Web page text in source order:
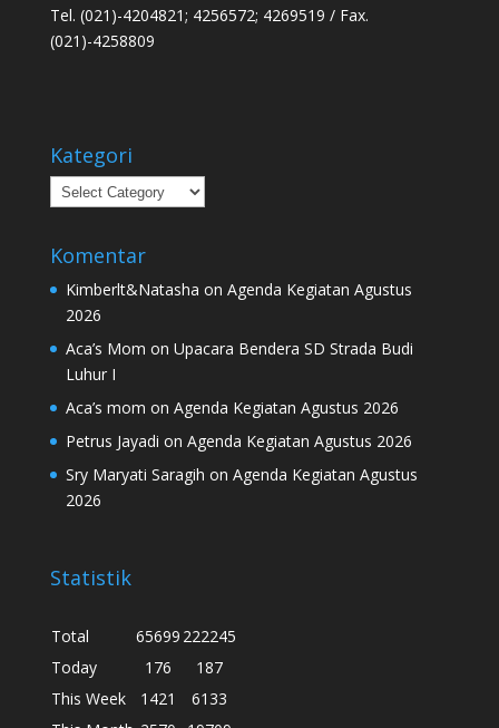
Tel. (021)-4204821; 4256572; 4269519 / Fax.
(021)-4258809
Kategori
Kategori
Komentar
Kimberlt&Natasha on Agenda Kegiatan Agustus
2026
Aca’s Mom on Upacara Bendera SD Strada Budi
Luhur I
Aca’s mom on Agenda Kegiatan Agustus 2026
Petrus Jayadi on Agenda Kegiatan Agustus 2026
Sry Maryati Saragih on Agenda Kegiatan Agustus
2026
Statistik
Total 65699 222245
Today
176
187
This Week
1421
6133